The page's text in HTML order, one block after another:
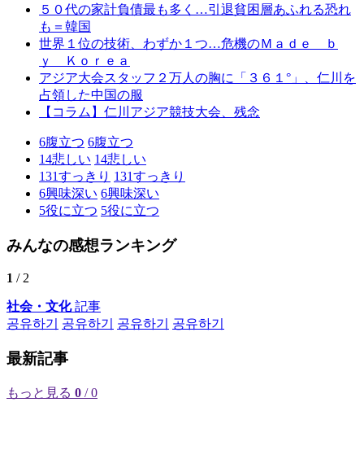
５０代の家計負債最も多く…引退貧困層あふれる恐れ
も＝韓国
世界１位の技術、わずか１つ…危機のＭａｄｅ ｂ
ｙ Ｋｏｒｅａ
アジア大会スタッフ２万人の胸に「３６１°」、仁川を
占領した中国の服
【コラム】仁川アジア競技大会、残念
6腹立つ 6腹立つ
14悲しい 14悲しい
131すっきり 131すっきり
6興味深い 6興味深い
5役に立つ 5役に立つ
みんなの感想ランキング
1 / 2
社会・文化記事
공유하기
공유하기 공유하기 공유하기
最新記事
もっと見る 0 / 0